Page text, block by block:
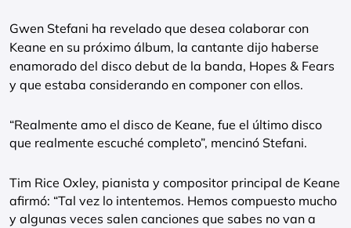
Gwen Stefani ha revelado que desea colaborar con
Keane en su próximo álbum, la cantante dijo haberse
enamorado del disco debut de la banda, Hopes & Fears
y que estaba considerando en componer con ellos.
“Realmente amo el disco de Keane, fue el último disco
que realmente escuché completo”, mencinó Stefani.
Tim Rice Oxley, pianista y compositor principal de Keane
afirmó: “Tal vez lo intentemos. Hemos compuesto mucho
y algunas veces salen canciones que sabes no van a